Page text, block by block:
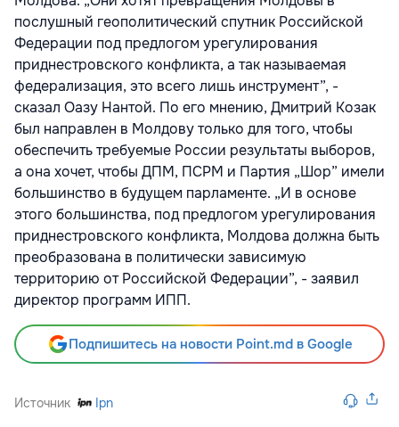
послушный геополитический спутник Российской
Федерации под предлогом урегулирования
приднестровского конфликта, а так называемая
федерализация, это всего лишь инструмент”, -
сказал Оазу Нантой. По его мнению, Дмитрий Козак
был направлен в Молдову только для того, чтобы
обеспечить требуемые России результаты выборов,
а она хочет, чтобы ДПМ, ПСРМ и Партия „Шор” имели
большинство в будущем парламенте. „И в основе
этого большинства, под предлогом урегулирования
приднестровского конфликта, Молдова должна быть
преобразована в политически зависимую
территорию от Российской Федерации”, - заявил
директор программ ИПП.
Подпишитесь на новости Point.md в Google
Источник Ipn